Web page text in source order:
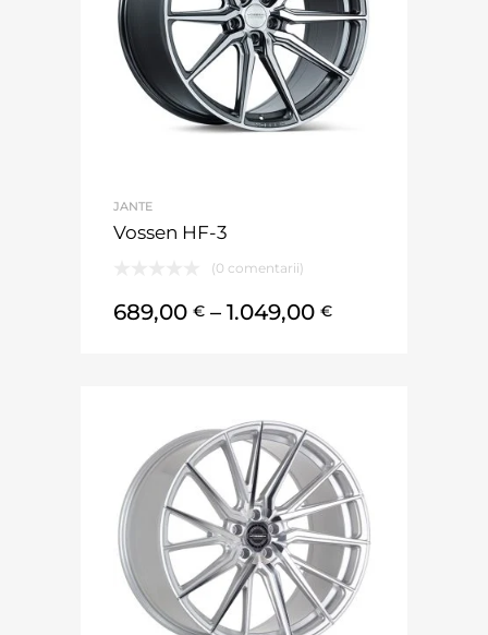
JANTE
Vossen HF-3
(0 comentarii)
689,00 € – 1.049,00 €